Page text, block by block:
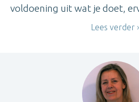
voldoening uit wat je doet,
Lees verder